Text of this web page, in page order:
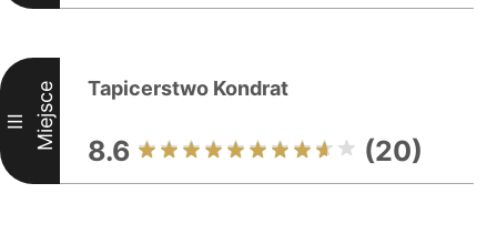
III Miejsce Tapicerstwo Kondrat
8.6 (20)